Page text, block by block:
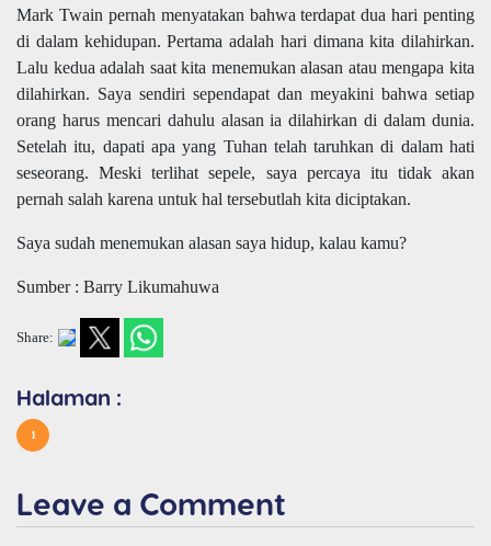
Mark Twain pernah menyatakan bahwa terdapat dua hari penting
di dalam kehidupan. Pertama adalah hari dimana kita dilahirkan.
Lalu kedua adalah saat kita menemukan alasan atau mengapa kita
dilahirkan. Saya sendiri sependapat dan meyakini bahwa setiap
orang harus mencari dahulu alasan ia dilahirkan di dalam dunia.
Setelah itu, dapati apa yang Tuhan telah taruhkan di dalam hati
seseorang. Meski terlihat sepele, saya percaya itu tidak akan
pernah salah karena untuk hal tersebutlah kita diciptakan.
Saya sudah menemukan alasan saya hidup, kalau kamu?
Sumber : Barry Likumahuwa
Share:
Halaman :
1
Leave a Comment